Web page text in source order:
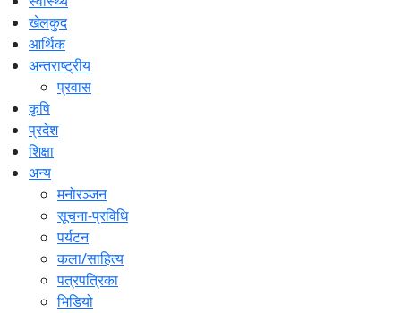
खेलकुद
आर्थिक
अन्तराष्ट्रीय
प्रवास
कृषि
प्रदेश
शिक्षा
अन्य
मनोरञ्जन
सूचना-प्रविधि
पर्यटन
कला/साहित्य
पत्रपत्रिका
भिडियो